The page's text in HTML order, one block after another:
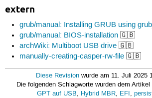
extern
grub/manual: Installing GRUB using
grub/manual: BIOS-installation 🇬🇧
archWiki: Multiboot USB drive 🇬🇧
manually-creating-casper-rw-file 🇬🇧
Diese Revision wurde am 11. Juli 2025
Die folgenden Schlagworte wurden dem
GPT auf USB, Hybrid MBR, EFI,